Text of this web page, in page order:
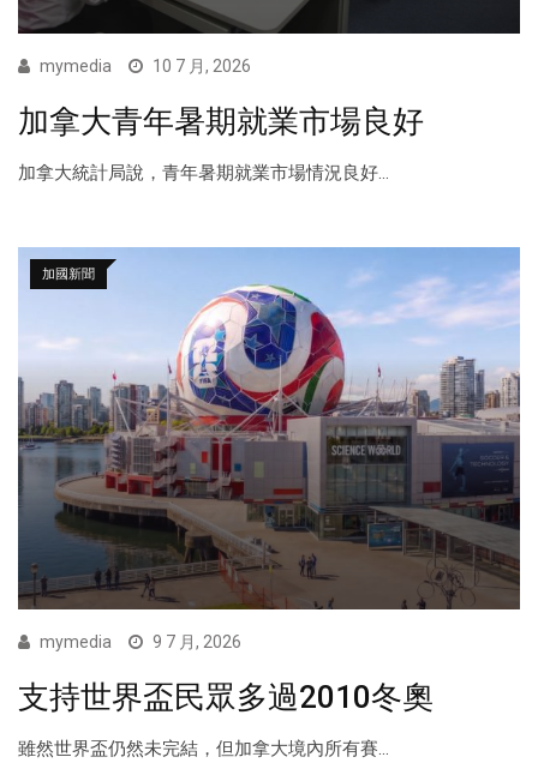
mymedia 10 7 月, 2026
加拿大青年暑期就業市場良好
加拿大統計局說，青年暑期就業市場情況良好...
加國新聞
mymedia 9 7 月, 2026
支持世界盃民眾多過2010冬奧
雖然世界盃仍然未完結，但加拿大境內所有賽...